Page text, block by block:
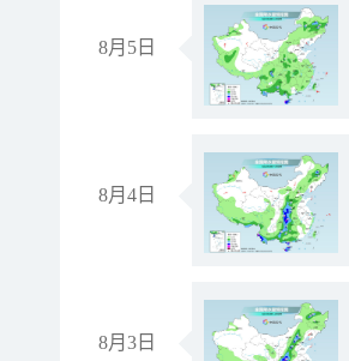
8月5日
8月4日
8月3日